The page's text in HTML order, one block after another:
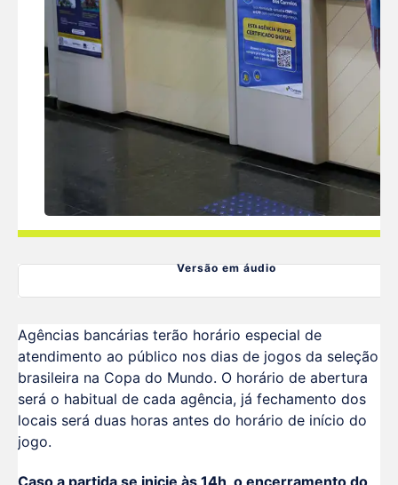
Versão em áudio
Agências bancárias terão horário especial de
atendimento ao público nos dias de jogos da seleção
brasileira na Copa do Mundo. O horário de abertura
será o habitual de cada agência, já fechamento dos
locais será duas horas antes do horário de início do
jogo.
Caso a partida se inicie às 14h, o encerramento do